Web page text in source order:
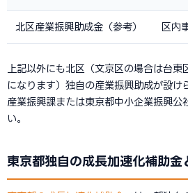
北区産業振興助成金（参考） 区内
上記以外にも北区（文京区の場合は台
になります）独自の産業振興助成が設け
産業振興課または東京都中小企業振興公
い。
東京都独自の成長加速化補助金